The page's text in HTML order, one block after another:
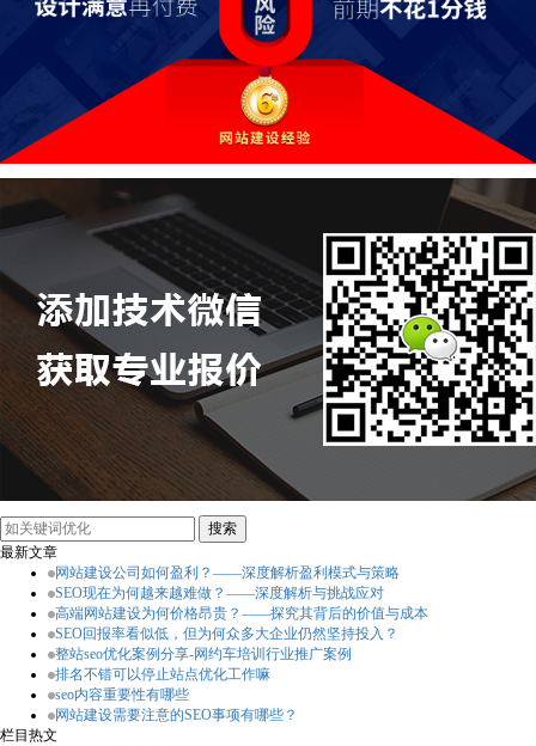
最新文章
网站建设公司如何盈利？——深度解析盈利模式与策略
SEO现在为何越来越难做？——深度解析与挑战应对
高端网站建设为何价格昂贵？——探究其背后的价值与成本
SEO回报率看似低，但为何众多大企业仍然坚持投入？
整站seo优化案例分享-网约车培训行业推广案例
排名不错可以停止站点优化工作嘛
seo内容重要性有哪些
网站建设需要注意的SEO事项有哪些？
栏目热文